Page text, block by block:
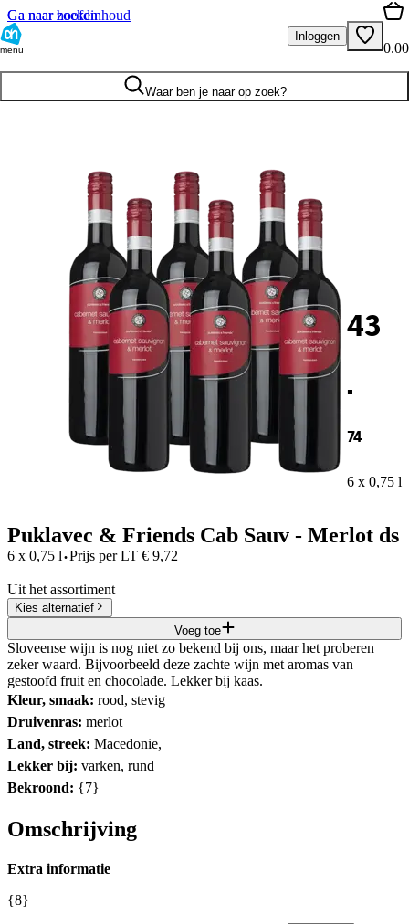
Ga naar hoofdinhoud
Ga naar zoeken
menu
Inloggen
0.00
Waar ben je naar op zoek?
43
.
74
6 x 0,75 l
Puklavec & Friends Cab Sauv - Merlot ds
6 x 0,75 l·Prijs per LT € 9,72
Uit het assortiment
Kies alternatief
Voeg toe
Sloveense wijn is nog niet zo bekend bij ons, maar het proberen
zeker waard. Bijvoorbeeld deze zachte wijn met aromas van
gestoofd fruit en chocolade. Lekker bij kaas.
Kleur, smaak: rood, stevig
Druivenras: merlot
Land, streek: Macedonie,
Lekker bij: varken, rund
Bekroond: {7}
Omschrijving
Extra informatie
{8}